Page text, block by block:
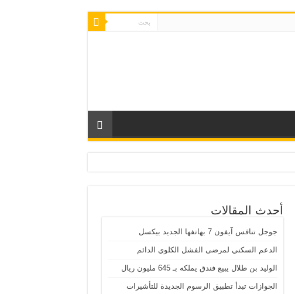
أحدث المقالات
جوجل تنافس آيفون 7 بهاتفها الجديد بيكسل
الدعم السكني لمرضى الفشل الكلوي الدائم
الوليد بن طلال يبيع فندق يملكه بـ 645 مليون ريال
الجوازات تبدأ تطبيق الرسوم الجديدة للتأشيرات